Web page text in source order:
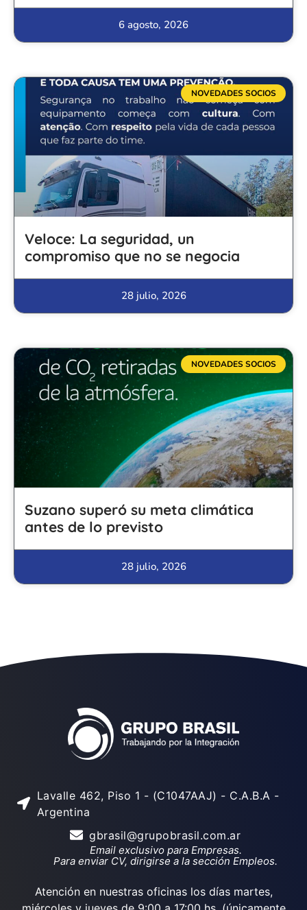
6 agosto, 2026
NOVEDADES SOCIOS
Veloce: La seguridad, un
compromiso que no se negocia
28 julio, 2026
NOVEDADES SOCIOS
Suzano superó su meta climática
antes de lo previsto
28 julio, 2026
Lavalle 462, Piso 1 - (C1047AAJ) - C.A.B.A -
Argentina
gbrasil@grupobrasil.com.ar
Email exclusivo para Empresas.
Para enviar CV, dirigirse a la sección Empleos.
Atención en nuestras oficinas los días martes,